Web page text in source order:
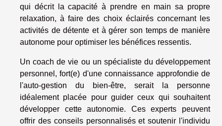
qui décrit la capacité à prendre en main sa propre
relaxation, à faire des choix éclairés concernant les
activités de détente et à gérer son temps de manière
autonome pour optimiser les bénéfices ressentis.
Un coach de vie ou un spécialiste du développement
personnel, fort(e) d'une connaissance approfondie de
l'auto-gestion du bien-être, serait la personne
idéalement placée pour guider ceux qui souhaitent
développer cette autonomie. Ces experts peuvent
offrir des conseils personnalisés et soutenir l'individu